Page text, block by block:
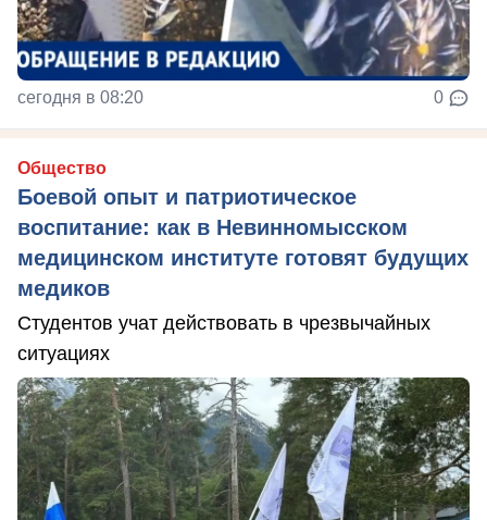
сегодня в 08:20 0
Общество
Боевой опыт и патриотическое
воспитание: как в Невинномысском
медицинском институте готовят будущих
медиков
Студентов учат действовать в чрезвычайных
ситуациях